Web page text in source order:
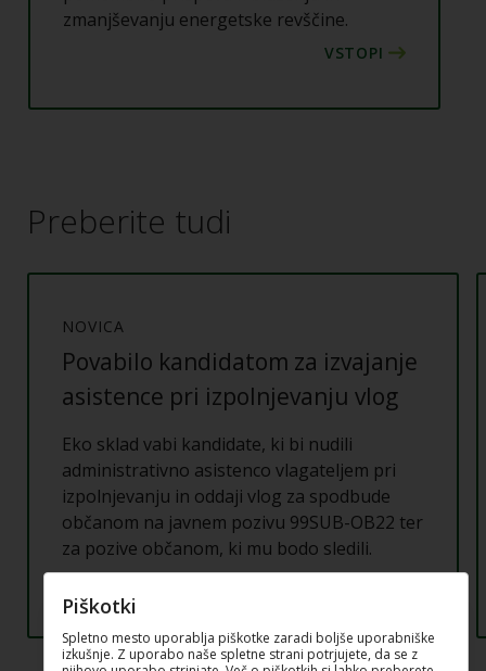
zmanjševanju energetske revščine.
Preberite tudi
NOVICA
Povabilo kandidatom za izvajanje
asistence pri izpolnjevanju vlog
Eko sklad vabi kandidate, ki bi nudili
administrativno asistenco vlagateljem pri
izpolnjevanju in oddaji vlog za spodbude
občanom na javnem pozivu 99SUB-OB22 ter
za pozive občanom, ki mu bodo sledili.
Piškotki
Spletno mesto uporablja piškotke zaradi boljše uporabniške
izkušnje. Z uporabo naše spletne strani potrjujete, da se z